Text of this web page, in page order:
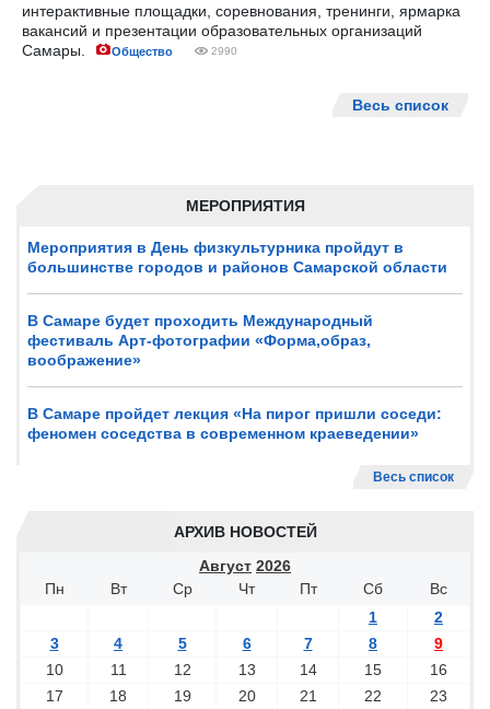
МЕРОПРИЯТИЯ
Мероприятия в День физкультурника пройдут в
большинстве городов и районов Самарской области
В Самаре будет проходить Международный
фестиваль Арт-фотографии «Форма,образ,
воображение»
В Самаре пройдет лекция «На пирог пришли соседи:
феномен соседства в современном краеведении»
Весь список
АРХИВ НОВОСТЕЙ
Август 2026
Пн
Вт Ср Чт Пт Сб
Вс
1
2
3
4 5 6 7 8
9
10
11 12 13 14 15
16
17
18 19 20 21 22
23
интерактивные площадки, соревнования, тренинги, ярмарка
вакансий и презентации образовательных организаций
Самары.
Общество 2990
Весь список